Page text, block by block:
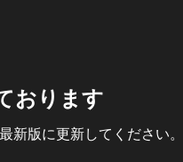
おります
版に更新してください。